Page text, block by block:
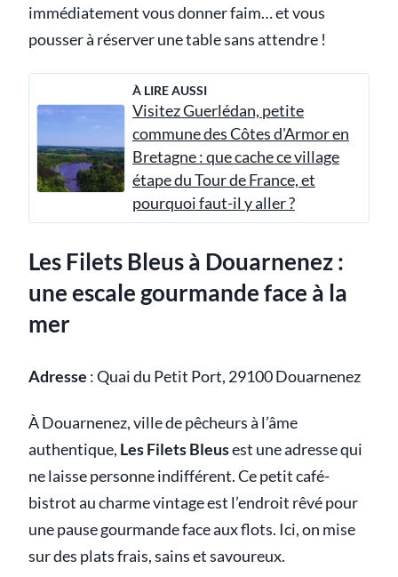
immédiatement vous donner faim… et vous
pousser à réserver une table sans attendre !
À LIRE AUSSI
Visitez Guerlédan, petite
commune des Côtes d'Armor en
Bretagne : que cache ce village
étape du Tour de France, et
pourquoi faut-il y aller ?
Les Filets Bleus à Douarnenez :
une escale gourmande face à la
mer
Adresse :Quai du Petit Port, 29100 Douarnenez
À Douarnenez, ville de pêcheurs à l’âme
authentique, Les Filets Bleusest une adresse qui
ne laisse personne indifférent. Ce petit café-
bistrot au charme vintage est l’endroit rêvé pour
une pause gourmande face aux flots. Ici, on mise
sur des plats frais, sains et savoureux.